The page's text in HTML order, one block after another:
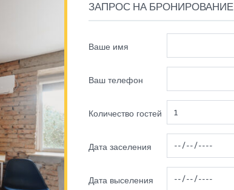
ЗАПРОС НА БРОНИРОВАНИЕ
Ваше имя
Ваш телефон
Количество гостей
Дата заселения
Дата выселения